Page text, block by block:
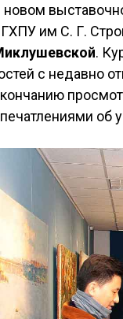
новом
им С. Г.
.
с недавно
об